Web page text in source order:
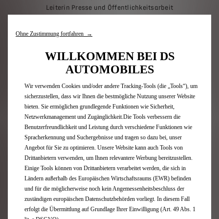
Leiterin Presse und Öffentlichkeitsarbeit
E-Mail: dorothea.knell@dsautomobiles.com
ÜBER DS AUTOMOBILES
lässt die Tradition des französischen Premium-
Automobils wiederaufleben. Die Marke ist inspiriert
vom Pariser Savoir-faire und verkörpert die von der DS
aus dem Jahr 1955 geerbten Werte Innovation und
Individualität. Nach der Fusion von PSA und FCA 2021
ist DS Automobiles eine der Premiummarken im neu
gegründeten Konzern Stellantis.
Die Modelle der zweiten Generation der Marke DS
wurden für Kunden entwickelt, die sich individuell
ausdrücken möchten und für neue Technologien
begeistern. Sie verbinden Raffinesse mit
Spitzentechnologien. Seit 2018 wurden vier
eigenständige Modelle eingeführt: DS 3, DS 4, DS 7 und
Ohne Zustimmung fortfahren →
WILLKOMMEN BEI DS
AUTOMOBILES
Wir verwenden Cookies und/oder andere Tracking-Tools (die „Tools“), um
sicherzustellen, dass wir Ihnen die bestmögliche Nutzung unserer Website
bieten. Sie ermöglichen grundlegende Funktionen wie Sicherheit,
Netzwerkmanagement und Zugänglichkeit.Die Tools verbessern die
Benutzerfreundlichkeit und Leistung durch verschiedene Funktionen wie
Spracherkennung und Suchergebnisse und tragen so dazu bei, unser
Angebot für Sie zu optimieren. Unsere Website kann auch Tools von
Drittanbietern verwenden, um Ihnen relevantere Werbung bereitzustellen.
Einige Tools können von Drittanbietern verarbeitet werden, die sich in
Ländern außerhalb des Europäischen Wirtschaftsraums (EWR) befinden
und für die möglicherweise noch kein Angemessenheitsbeschluss der
zuständigen europäischen Datenschutzbehörden vorliegt. In diesem Fall
erfolgt die Übermittlung auf Grundlage Ihrer Einwilligung (Art. 49 Abs. 1